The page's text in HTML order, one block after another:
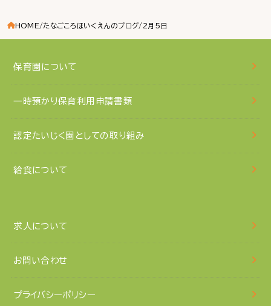
HOME たなごころほいくえんのブログ 2月5日
保育園について
一時預かり保育利用申請書類
認定たいじく園としての取り組み
給食について
求人について
お問い合わせ
プライバシーポリシー